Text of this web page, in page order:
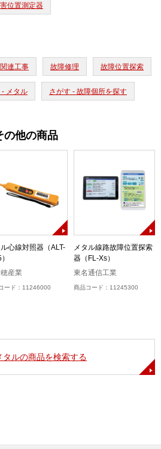
位置測定器
連工事 故障修理 故障位置探索
- メタル さがす - 故障個所を探す
の他の商品
心線対照器（ALT-
産業
ード：11246000
メタル線路故障位置探索
器（FL-Xs）
東名通信工業
商品コード：11245300
タルの商品を検索する